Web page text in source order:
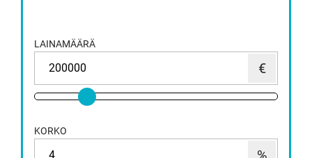
LAINAMÄÄRÄ
KORKO